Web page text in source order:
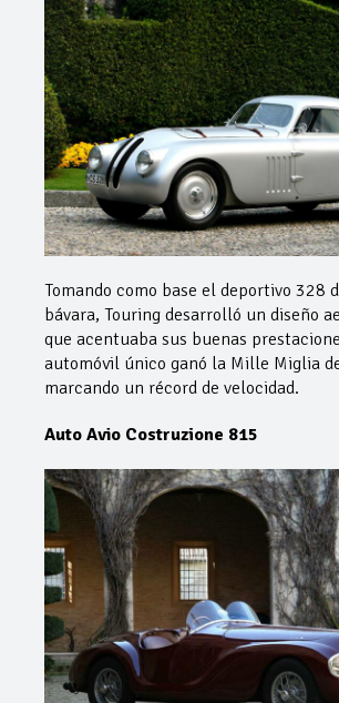
Tomando como base el deportivo 328
bávara, Touring desarrolló un diseño
que acentuaba sus buenas
automóvil único ganó la Mille Miglia
marcando un récord de velocidad.
Auto Avio Costruzione 815